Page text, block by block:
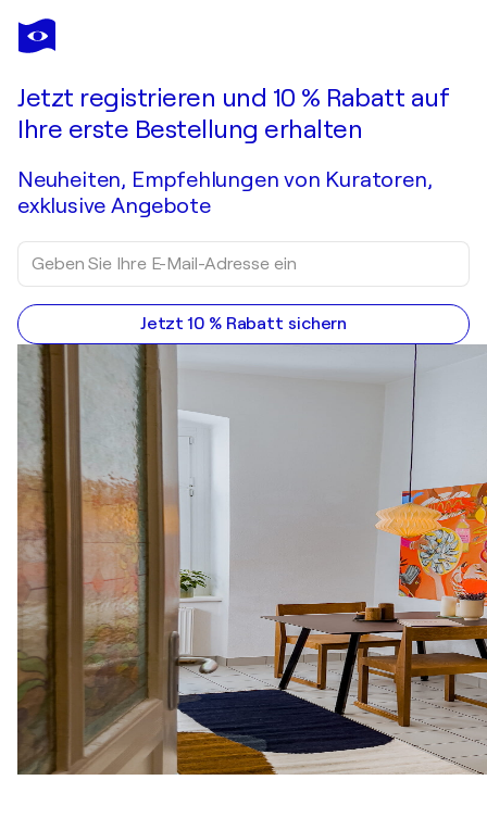
GEMA CEBRIAN
Menina Pop Art Amarilla
Jetzt registrieren und 10 % Rabatt auf
Ihre erste Bestellung erhalten
Neuheiten, Empfehlungen von Kuratoren,
exklusive Angebote
Jetzt 10 % Rabatt sichern